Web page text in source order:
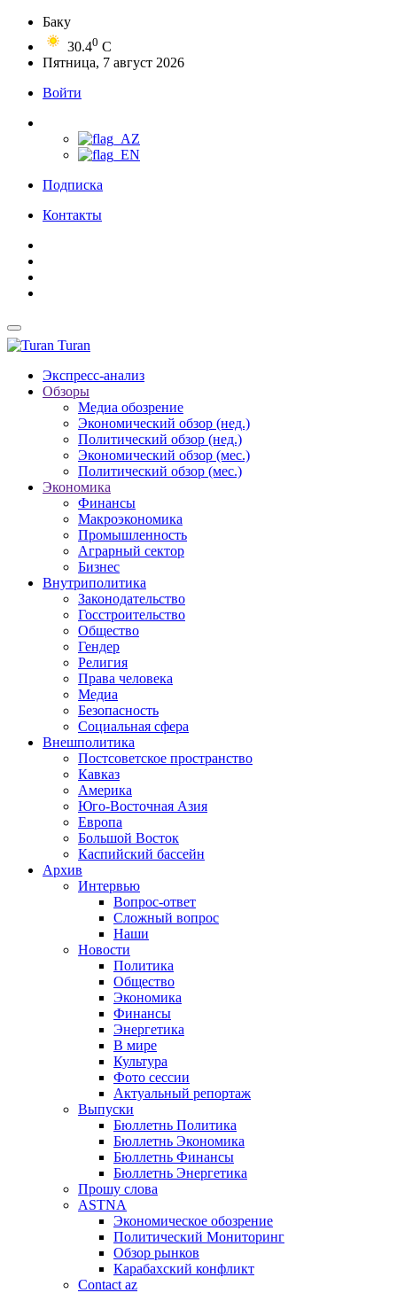
Баку
30.40 C
Пятница, 7 август 2026
Войти
Подписка
Контакты
Turan
Экспресс-анализ
Обзоры
Медиа обозрение
Экономический обзор (нед.)
Политический обзор (нед.)
Экономический обзор (мес.)
Политический обзор (мес.)
Экономика
Финансы
Макроэкономика
Промышленность
Аграрный сектор
Бизнес
Внутриполитика
Законодательство
Госстроительство
Общество
Гендер
Религия
Права человека
Медиа
Безопасность
Социальная сфера
Внешполитика
Постсоветское пространство
Кавказ
Америка
Юго-Восточная Азия
Европа
Большой Восток
Каспийский бассейн
Архив
Интервью
Вопрос-ответ
Сложный вопрос
Наши
Новости
Политика
Общество
Экономика
Финансы
Энергетика
В мире
Культура
Фото сессии
Актуальный репортаж
Выпуски
Бюллетнь Политика
Бюллетнь Экономика
Бюллетнь Финансы
Бюллетнь Энергетика
Прошу слова
ASTNA
Экономическое обозрение
Политический Мониторинг
Обзор рынков
Карабахский конфликт
Contact az